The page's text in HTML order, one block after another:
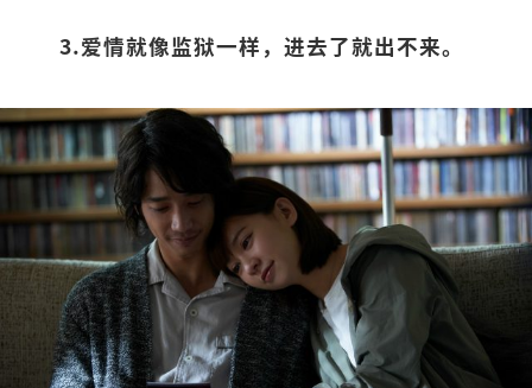
3.爱情就像监狱一样，进去了就出不来。